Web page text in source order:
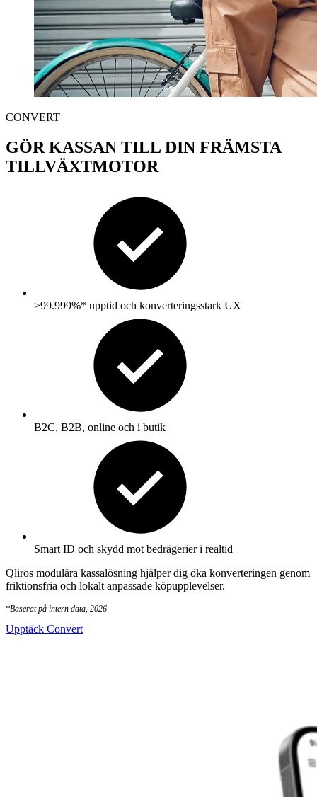
CONVERT
GÖR KASSAN TILL DIN FRÄMSTA
TILLVÄXTMOTOR
>99.999%* upptid och konverteringsstark UX
B2C, B2B, online och i butik
Smart ID och skydd mot bedrägerier i realtid
Qliros modulära kassalösning hjälper dig öka konverteringen genom
friktionsfria och lokalt anpassade köpupplevelser.
*Baserat på intern data, 2026
Upptäck Convert